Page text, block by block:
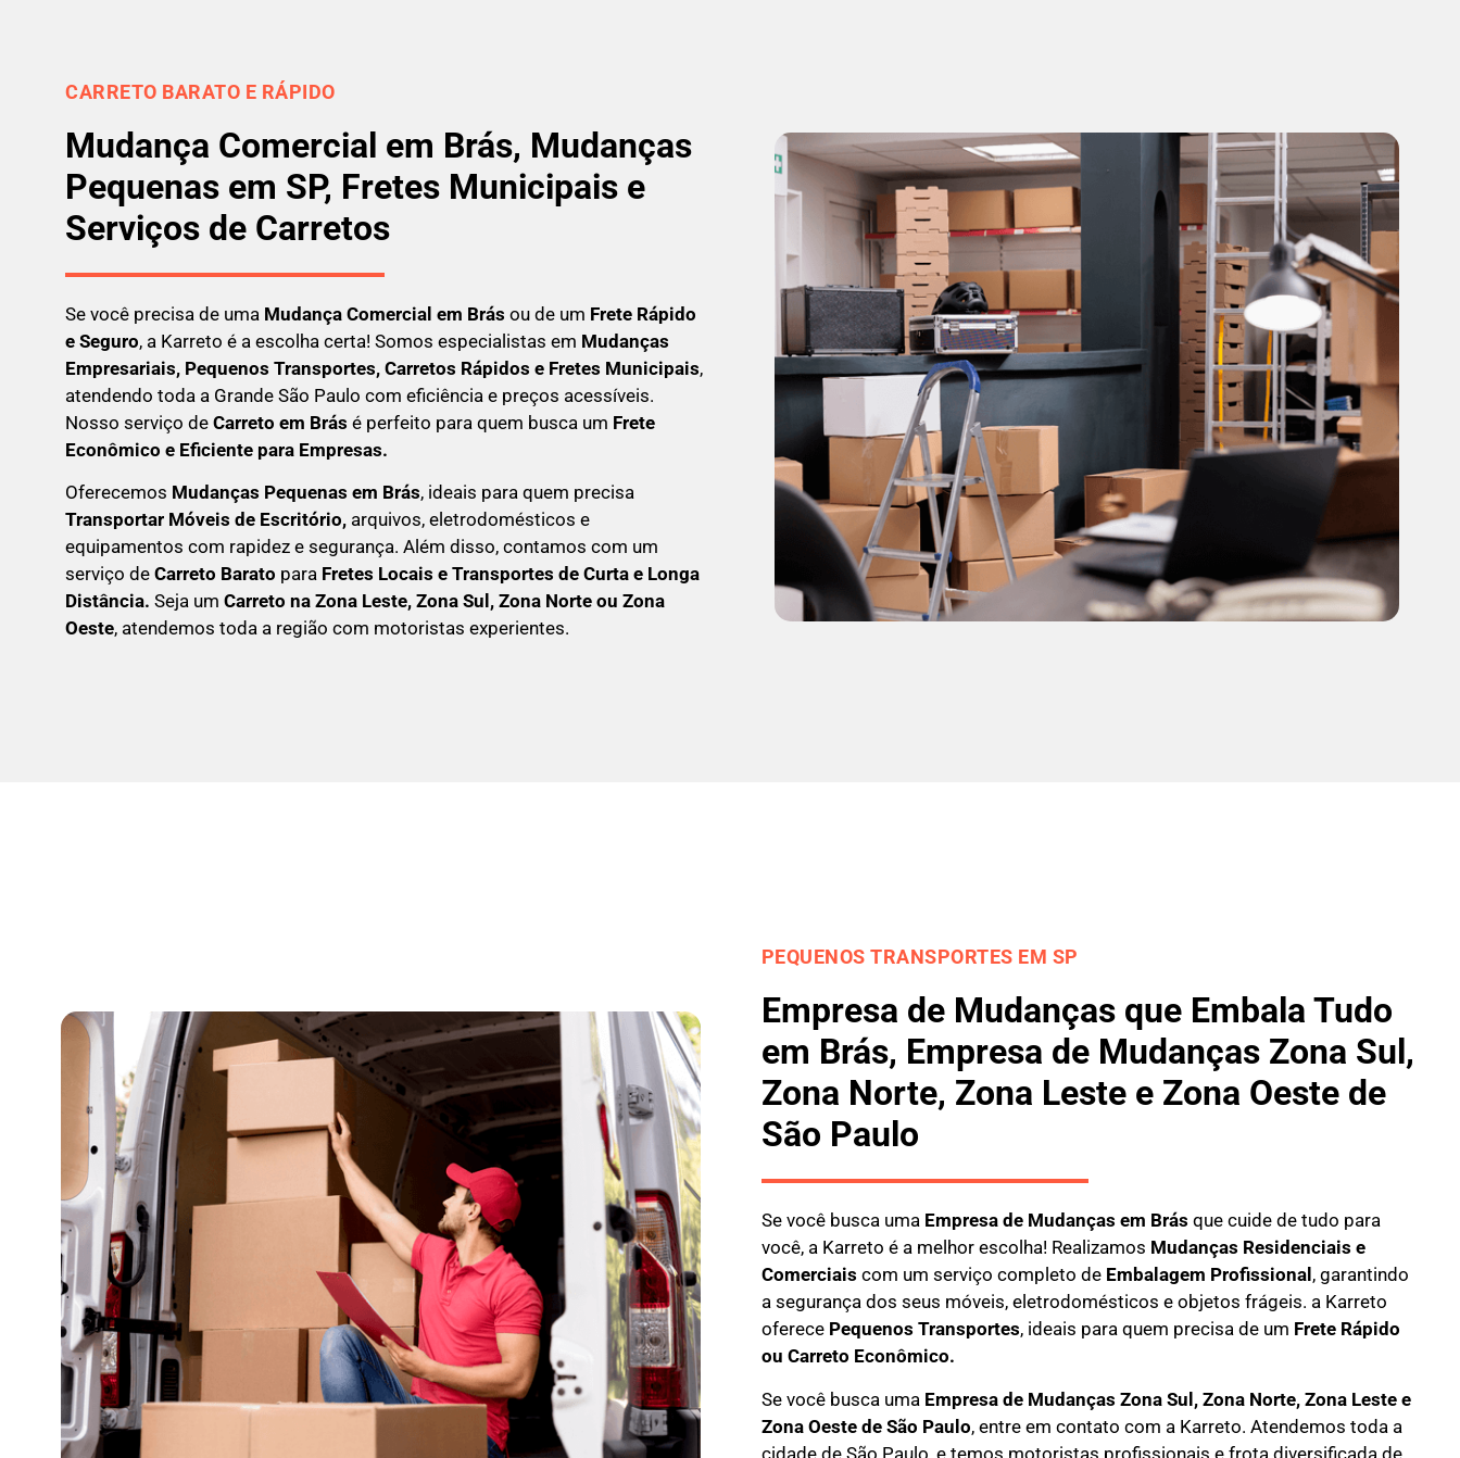
CARRETO BARATO E RÁPIDO
Mudança Comercial em Brás, Mudanças
Pequenas em SP, Fretes Municipais e
Serviços de Carretos
Se você precisa de uma Mudança Comercial em Brás ou de um Frete Rápido
e Seguro, a Karreto é a escolha certa! Somos especialistas em Mudanças
Empresariais, Pequenos Transportes, Carretos Rápidos e Fretes Municipais,
atendendo toda a Grande São Paulo com eficiência e preços acessíveis.
Nosso serviço de Carreto em Brás é perfeito para quem busca um Frete
Econômico e Eficiente para Empresas.
Oferecemos Mudanças Pequenas em Brás, ideais para quem precisa
Transportar Móveis de Escritório, arquivos, eletrodomésticos e
equipamentos com rapidez e segurança. Além disso, contamos com um
serviço de Carreto Barato para Fretes Locais e Transportes de Curta e Longa
Distância. Seja um Carreto na Zona Leste, Zona Sul, Zona Norte ou Zona
Oeste, atendemos toda a região com motoristas experientes.
PEQUENOS TRANSPORTES EM SP
Empresa de Mudanças que Embala Tudo
em Brás, Empresa de Mudanças Zona Sul,
Zona Norte, Zona Leste e Zona Oeste de
São Paulo
Se você busca umaEmpresa de Mudanças em Brás que cuide de tudo para
você, a Karreto é a melhor escolha! Realizamos Mudanças Residenciais e
Comerciais com um serviço completo de Embalagem Profissional , garantindo
a segurança dos seus móveis, eletrodomésticos e objetos frágeis. a Karreto
oferece Pequenos Transportes, ideais para quem precisa de um Frete Rápido
ou Carreto Econômico.
Se você busca uma Empresa de Mudanças Zona Sul, Zona Norte, Zona Leste e
Zona Oeste de São Paulo, entre em contato com a Karreto. Atendemos toda a
cidade de São Paulo, e temos motoristas profissionais e frota diversificada de